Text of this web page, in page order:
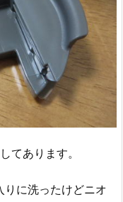
てあります。
に洗ったけどニオ